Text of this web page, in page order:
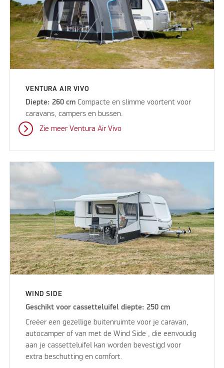
VENTURA AIR VIVO
Diepte: 260 cmCompacte en slimme voortent voor
caravans, campers en bussen.
Zie meer Ventura Air Vivo
WIND SIDE
Geschikt voor cassetteluifel diepte: 250 cm
Creëer een gezellige buitenruimte voor je caravan,
autocamper of van met de Wind Side , die eenvoudig
aan je cassetteluifel kan worden bevestigd voor
extra beschutting en comfort.